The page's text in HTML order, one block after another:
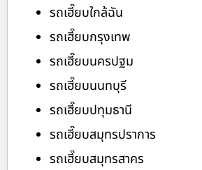
รถเฮี๊ยบใกล้ฉัน
รถเฮี๊ยบกรุงเทพ
รถเฮี๊ยบนครปฐม
รถเฮี๊ยบนนทบุรี
รถเฮี๊ยบปทุมธานี
รถเฮี๊ยบสมุทรปราการ
รถเฮี๊ยบสมุทรสาคร